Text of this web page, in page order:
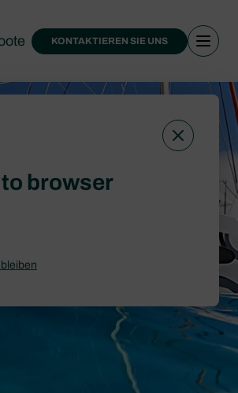
KONTAKTIEREN SIE UNS
browser